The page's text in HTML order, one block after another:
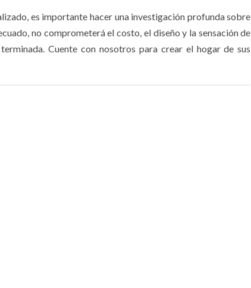
es importante hacer una investigación profunda sobre
no comprometerá el costo, el diseño y la sensación de
Cuente con nosotros para crear el hogar de sus